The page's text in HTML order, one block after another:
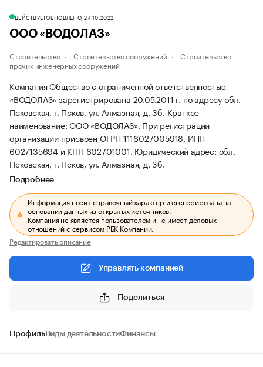
ДЕЙСТВУЕТОБНОВЛЕНО, 24.10.2022
ООО «ВОДОЛАЗ»
Строительство Строительство сооружений
Строительство
прочих инженерных сооружений
Компания Общество с ограниченной ответственностью
«ВОДОЛАЗ» зарегистрирована 20.05.2011 г. по адресу обл.
Псковская, г. Псков, ул. Алмазная, д. 3б. Краткое
наименование: ООО «ВОДОЛАЗ». При регистрации
организации присвоен ОГРН 1116027005918, ИНН
6027135694 и КПП 602701001. Юридический адрес: обл.
Псковская, г. Псков, ул. Алмазная, д. 3б.
Подробнее
Информация носит справочный характер и сгенерирована на
основании данных из открытых источников.
Компания не является пользователем и не имеет деловых
отношений с сервисом РБК Компании.
Редактировать описание
Управлять компанией
Поделиться
ПрофильВиды деятельностиФинансы